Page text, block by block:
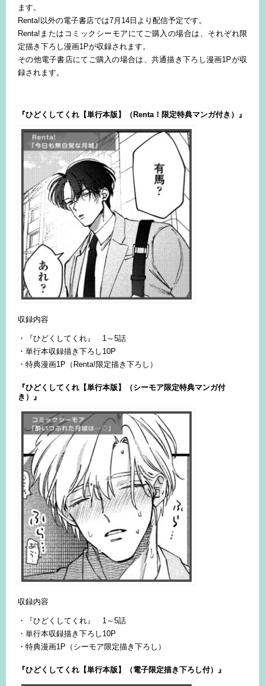
ます。
Renta!以外の電子書店では7月14日より配信予定です。
Renta!またはコミックシーモアにてご購入の場合は、それぞれ限
定描き下ろし漫画1Pが収録されます。
その他電子書店にてご購入の場合は、共通描き下ろし漫画1Pが収
録されます。
『ひどくしてくれ【単行本版】（Renta！限定特典マンガ付き）』
収録内容
・『ひどくしてくれ』 1～5話
・単行本収録描き下ろし10P
・特典漫画1P（Renta!限定描き下ろし）
『ひどくしてくれ【単行本版】（シーモア限定特典マンガ付
き）』
収録内容
・『ひどくしてくれ』 1～5話
・単行本収録描き下ろし10P
・特典漫画1P（シーモア限定描き下ろし）
『ひどくしてくれ【単行本版】（電子限定描き下ろし付）』